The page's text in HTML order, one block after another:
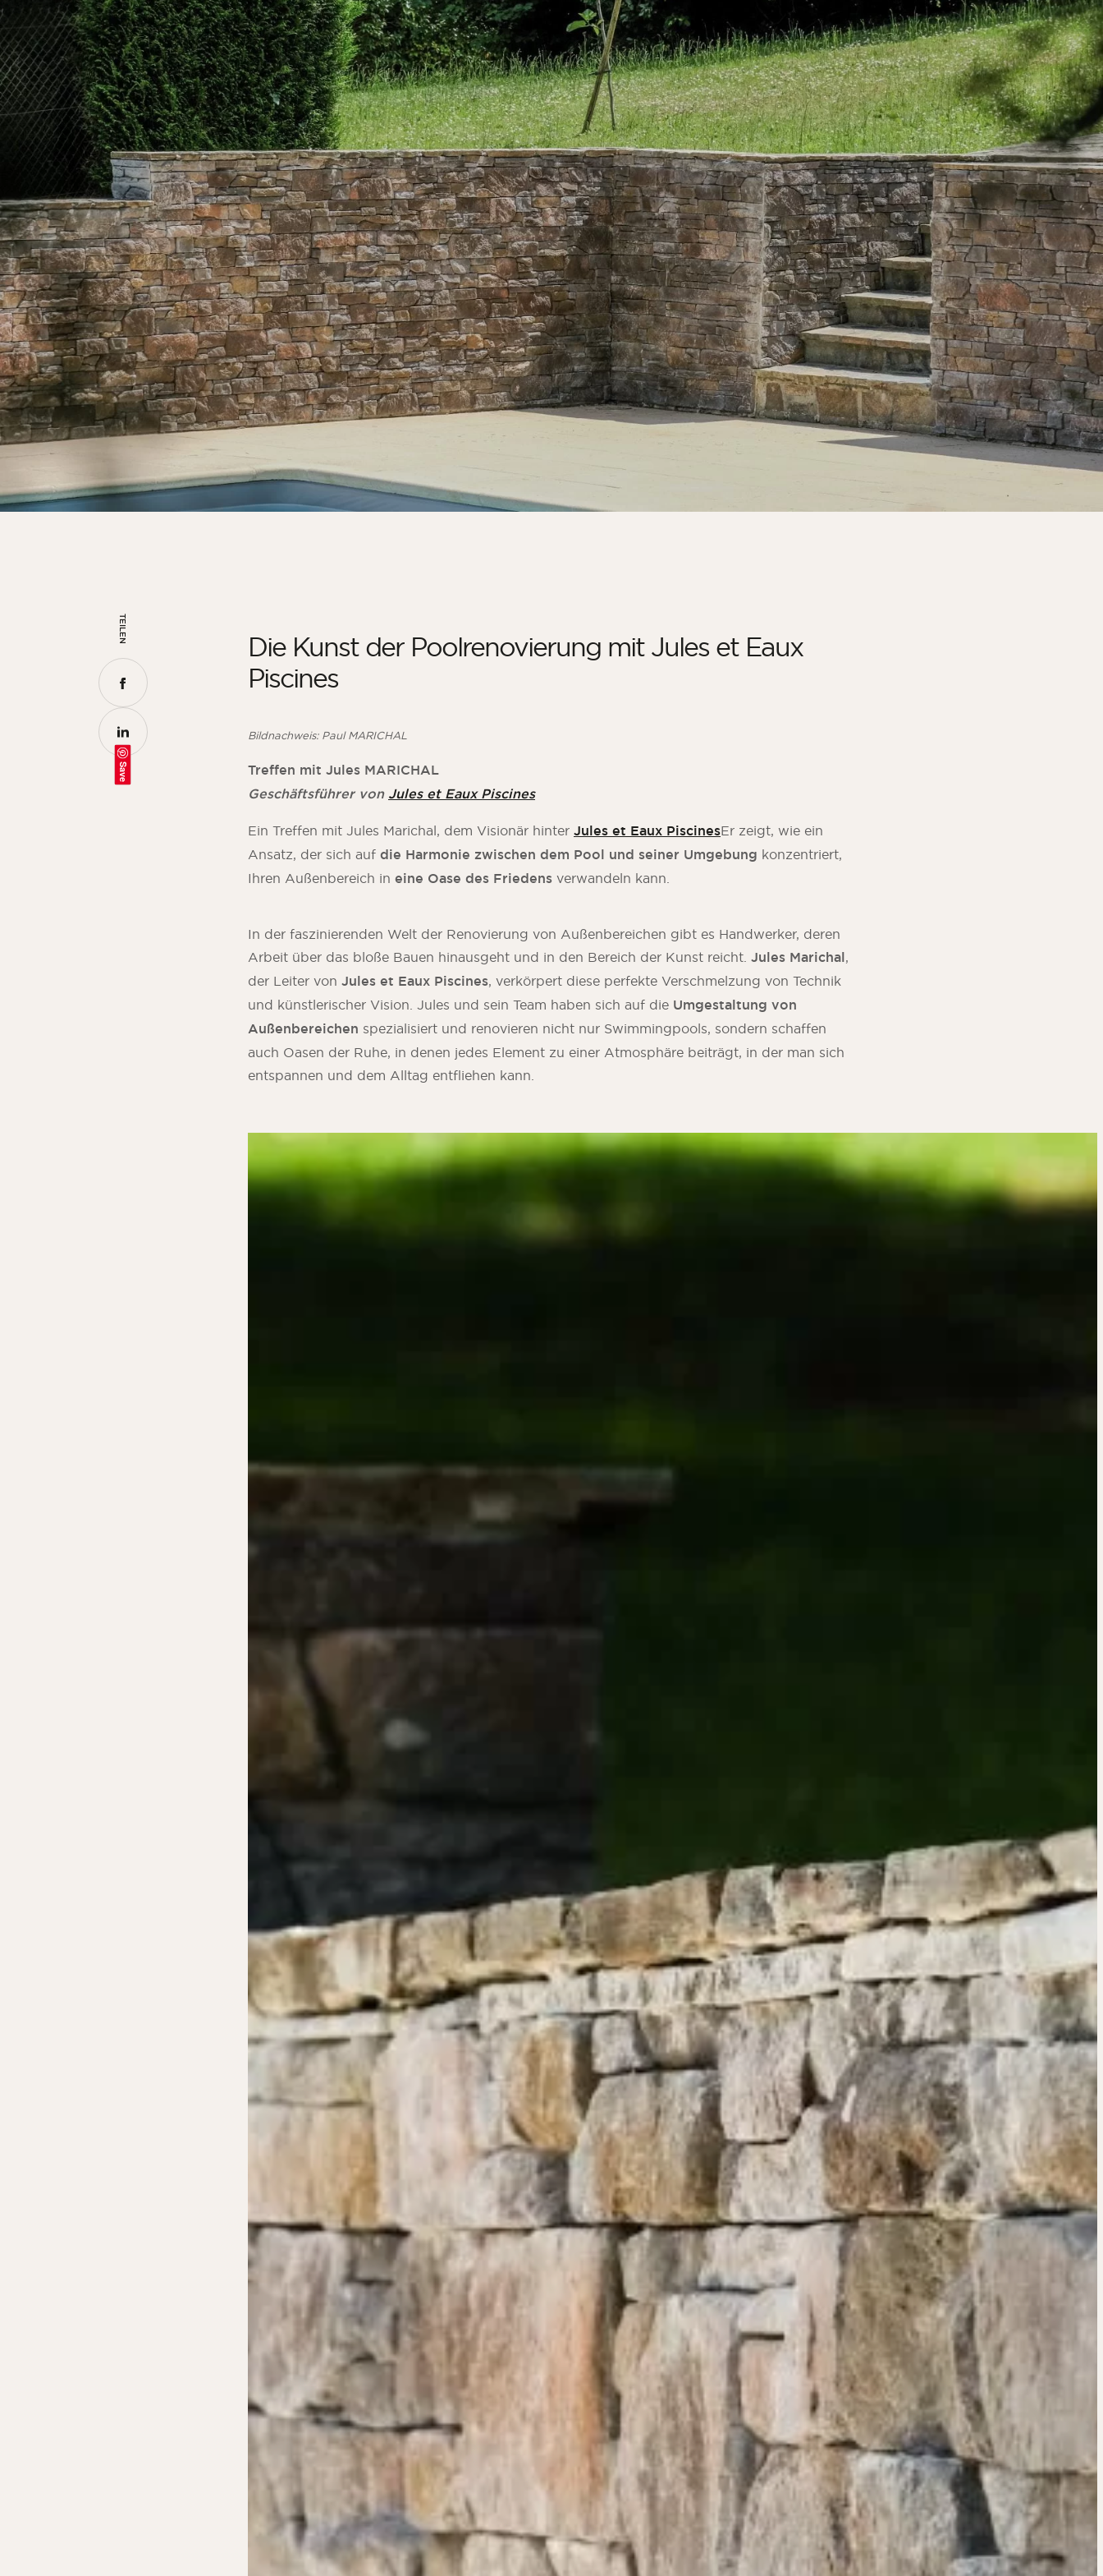
Die Kunst der Poolrenovierung mit Jules et Eaux
Piscines
Bildnachweis: Paul MARICHAL
Treffen mit Jules MARICHAL
Geschäftsführer von Jules et Eaux Piscines
Ein Treffen mit Jules Marichal, dem Visionär hinter Jules et Eaux PiscinesEr zeigt, wie ein
Ansatz, der sich auf die Harmonie zwischen dem Pool und seiner Umgebung konzentriert,
Ihren Außenbereich in eine Oase des Friedens verwandeln kann.
In der faszinierenden Welt der Renovierung von Außenbereichen gibt es Handwerker, deren
Arbeit über das bloße Bauen hinausgeht und in den Bereich der Kunst reicht. Jules Marichal,
der Leiter von Jules et Eaux Piscines, verkörpert diese perfekte Verschmelzung von Technik
und künstlerischer Vision. Jules und sein Team haben sich auf die Umgestaltung von
Außenbereichen spezialisiert und renovieren nicht nur Swimmingpools, sondern schaffen
auch Oasen der Ruhe, in denen jedes Element zu einer Atmosphäre beiträgt, in der man sich
entspannen und dem Alltag entfliehen kann.
TEILEN
Save